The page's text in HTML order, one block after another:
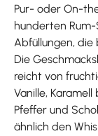
Pur- oder On-
hunderten
Abfüllungen, die
Die
reicht von
Vanille,
Pfeffer und
ähnlich den